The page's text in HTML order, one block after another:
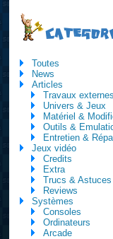
Toutes
News
Articles
Travaux externes
Univers & Jeux
Matériel &
Outils &
Entretien &
Jeux vidéo
Credits
Extra
Trucs & Astuces
Reviews
Systèmes
Consoles
Ordinateurs
Arcade